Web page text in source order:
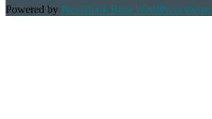
Powered by PressBook Blog WordPress theme